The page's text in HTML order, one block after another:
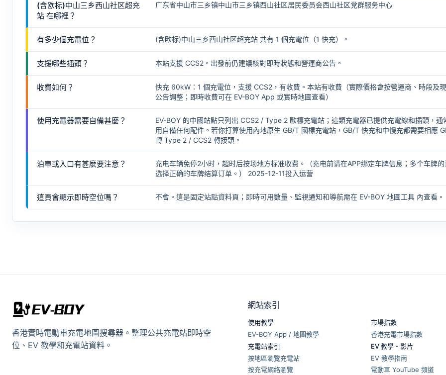
(含欧标)中山三乡西山社区超充
站 在哪裡？
广东省中山市三乡镇中山市三乡镇西山社区居民委员会西山社区党群服务中心
有多少個充電位？ (含欧标)中山三乡西山社区超充站 共有 1 個充電位（1 快充）。
支援哪些插頭？ 本站支援 CCS2。出發前仍建議核對即時狀態和營運商公告。
收費如何？
快充 60kW：1 個充電位，支援 CCS2，有收費。本站有收費（實際價格會按營運商、時段及
公告調整；即時收費可在 EV-BOY App 或實時地圖查看）
使用充電器需要自備甚麼？
EV-BOY 的中國站點只列出 CCS2 / Type 2 歐標充電站；這類充電器已提供充電線和插頭，通
用自備任何配件。若你打算使用內地原生 GB/T 國標充電站，GB/T 快充和中慢充都需要相應
轉 Type 2 / CCS2 轉接頭 。
泊車或入口有甚麼要注意？
充电车辆免停2小时，超时后按场地方标准收费。（充电前请在APP绑定车牌信息；多个车牌的
选择正确的车牌结算订单。） 2025-12-11投入运营
這頁會顯示即時空位嗎？ 不會。這是固定站點資料頁；即時可用數量、監視通知和導航需在 EV-BOY 地圖工具 內查看。
香港實時電動車充電地圖搜尋器。整理公共充電站即時空
位、EV 教學和充電站資料。
網站索引
使用教學
EV-BOY App / 地圖教學
市場指數
香港充電市場指數
充電站索引
按地區瀏覽充電站
按充電網絡瀏覽
EV 教學・影片
EV 教學指南
電動車 YouTube 頻道